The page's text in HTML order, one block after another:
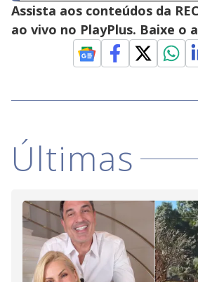
Assista aos conteúdos da
ao vivo no PlayPlus. Baixe o
Últimas